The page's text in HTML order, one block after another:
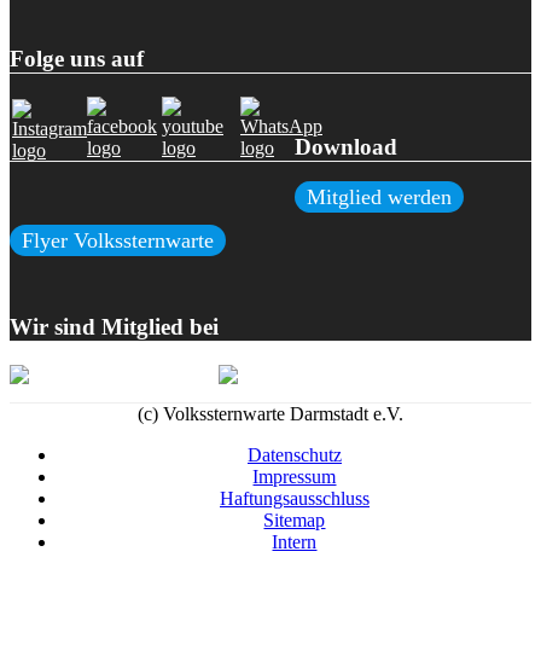
Folge uns auf
Download
Mitglied werden
Flyer Volkssternwarte
Wir sind Mitglied bei
(c) Volkssternwarte Darmstadt e.V.
Datenschutz
Impressum
Haftungsausschluss
Sitemap
Intern